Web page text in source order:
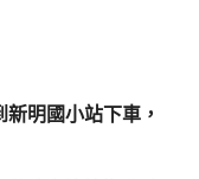
明國小站下車，